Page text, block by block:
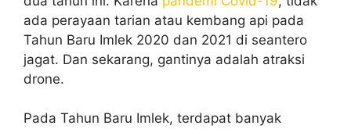
ada perayaan tarian atau kembang api pada
Tahun Baru Imlek 2020 dan 2021 di seantero
jagat. Dan sekarang, gantinya adalah atraksi
drone.
Pada Tahun Baru Imlek, terdapat banyak